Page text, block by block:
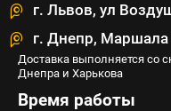
г. Львов, ул
г. Днепр,
Доставка выполняется со
Днепра и Харькова
Время работы